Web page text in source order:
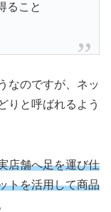
ること
なのですが、ネッ
りと呼ばれるよう
店舗へ足を運び仕
トを活用して商品